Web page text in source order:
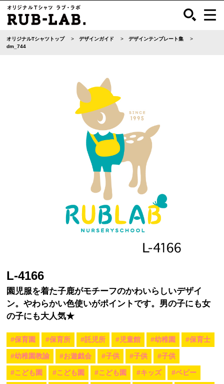
オリジナルTシャツトップ デザインガイド
デザインテンプレート集
dm_744
L-4166
園児服を着た子鹿がモチーフのかわいらしいデザイ
ン。やわらかい色使いがポイントです。男の子にも女
の子にも大人気★
#保育園 #保育所 #託児所 #児童館 #幼稚園 #保育士
#幼稚園教諭 #お遊戯会 #子供 #子供 #子供
#こども園 #こども園 #こども園 #キッズ #ベビー